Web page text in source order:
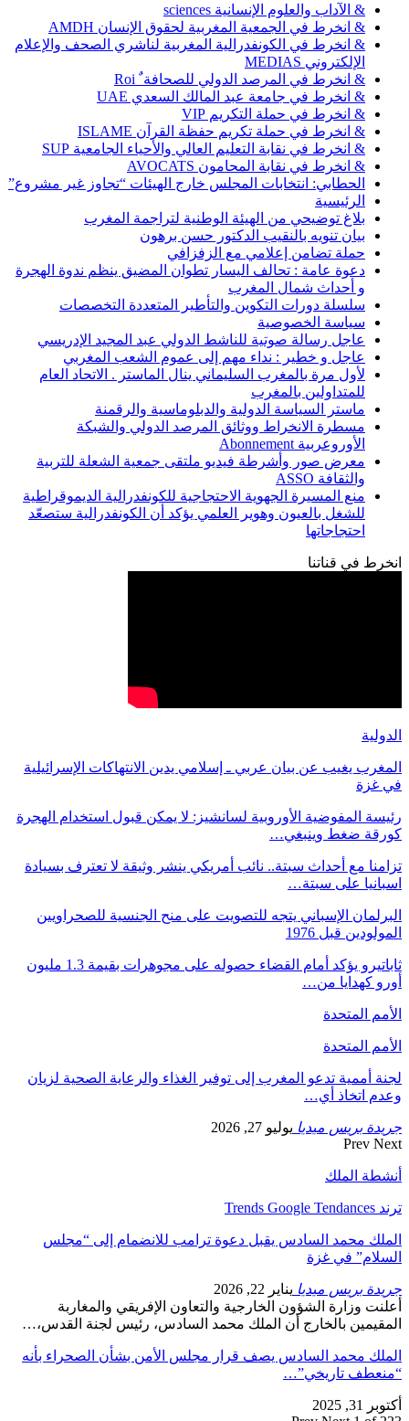
& الآداب والعلوم الإنسانية sciences
& انخرط في الجمعية المغربية لحقوق الإنسان AMDH
& انخرط في الكونفدرالية المغربية لناشري الصحف والإعلام
الإلكتروني MEDIAS
& انخرط في المرصد الدولي للصحافة ٌ Roi
& انخرط في جامعة عبد المالك السعدي UAE
& انخرط في حملة التكريم VIP
& انخرط في حملة تكريم حفظة القرآن ISLAME
& انخرط في نقابة التعليم العالي والأحياء الجامعية SUP
& انخرط في نقابة المحامون AVOCATS
الحطابي: انتخابات المجلس خارج الهيئات “تجاوز غير مشروع”
الرئيسية
بلاغ توضيحي من الهيئة الوطنية لتراجمة المغرب
بيان تنويه بالنقيب الدكتور حسن برهون
حملة تضامن إعلامي مع الزفزافي
دعوة عامة : تحالف اليسار تطوان المضيق ينظم ندوة الهجرة
و أحداث شمال المغرب
سلسلة دورات التكوين والتأطير المتعددة التخصصات
سياسة الخصوصية
عاجل رسالة صوتية للناشط الدولي عبد المجيد الإدريسي
عاجل و خطير : نداء مهم إلى عموم الشعب المغربي
لأول مرة بالمغرب السليماني ينال الماستر . الاتحاد العام
للمتداولين بالمغرب
ماستر السياسة الدولية والدبلوماسية والرقمنة
مسطرة الانخراط ووثائق المرصد الدولي والشبكة
الأوروعربية Abonnement
معرض صور وأشرطة فيديو ملتقى جمعية الشعلة للتربية
والثقافة ASSO
منع المسيرة الجهوية الاحتجاجية للكونفدرالية الديموقراطية
للشغل بالعيون وهوير العلمي يؤكد أن الكونفدرالية ستصعّد
احتجاجاتها
انخرط في قناتنا
الدولية
المغرب يغيب عن بيان عربي ـ إسلامي يدين الانتهاكات الإسرائيلية
في غزة
رئيسة المفوضية الأوروبية لسانشيز: لا يمكن قبول استخدام الهجرة
كورقة ضغط وينبغي…
تزامنا مع أحداث سبتة.. نائب أمريكي ينشر وثيقة لا تعترف بسيادة
اسبانيا على سبتة…
البرلمان الإسباني يتجه للتصويت على منح الجنسية للصحراويين
المولودين قبل 1976
ثاباتيرو يؤكد أمام القضاء حصوله على مجوهرات بقيمة 1.3 مليون
أورو كهدايا من…
الأمم المتحدة
الأمم المتحدة
لجنة أممية تدعو المغرب إلى توفير الغذاء والرعاية الصحية لزيان
وعدم اتخاذ أي…
جريدة بريس ميديا يوليو 27, 2026
Prev Next
أنشطة الملك
ترند Trends Google Tendances
الملك محمد السادس يقبل دعوة ترامب للانضمام إلى “مجلس
السلام” في غزة
جريدة بريس ميديا يناير 22, 2026
أعلنت وزارة الشؤون الخارجية والتعاون الإفريقي والمغاربة
المقيمين بالخارج أن الملك محمد السادس، رئيس لجنة القدس،…
الملك محمد السادس يصف قرار مجلس الأمن بشأن الصحراء بأنه
“منعطف تاريخي”…
أكتوبر 31, 2025